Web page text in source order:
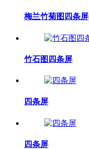
梅兰竹菊图四条屏
竹石图四条屏
四条屏
四条屏